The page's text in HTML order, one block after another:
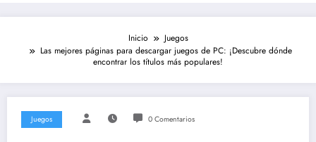
Inicio
Juegos
Las mejores páginas para descargar juegos de PC: ¡Descubre dónde
encontrar los títulos más populares!
Juegos 0 Comentarios